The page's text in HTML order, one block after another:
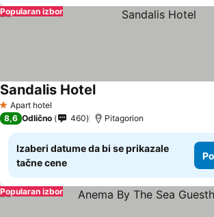
Popularan izbor
1 Zvezdice
Apart hotel
Sandalis HotelPogledaj cene
8,6 Odlično 460 Pitagorion
Izaberi datume da bi se prikazale
tačne cene
Popularan izbor